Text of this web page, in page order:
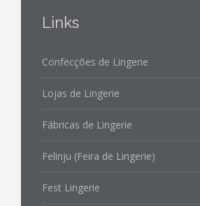
Links
Confecções de Lingerie
Lojas de Lingerie
Fábricas de Lingerie
Felinju (Feira de Lingerie)
Fest Lingerie